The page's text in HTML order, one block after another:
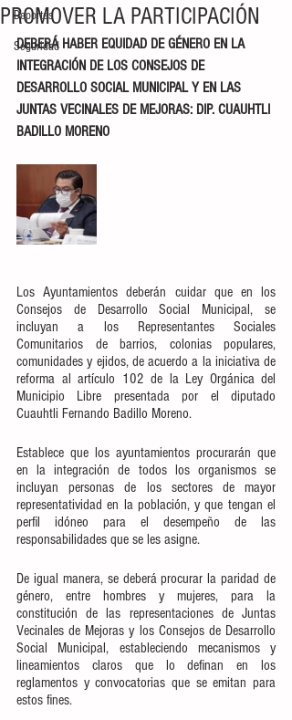
Deportes
Seguridad
PROMOVER LA PARTICIPACIÓN
DEBERÁ HABER EQUIDAD DE GÉNERO EN LA
INTEGRACIÓN DE LOS CONSEJOS DE
DESARROLLO SOCIAL MUNICIPAL Y EN LAS
JUNTAS VECINALES DE MEJORAS: DIP. CUAUHTLI
BADILLO MORENO
Los Ayuntamientos deberán cuidar que en los
Consejos de Desarrollo Social Municipal, se
incluyan a los Representantes Sociales
Comunitarios de barrios, colonias populares,
comunidades y ejidos, de acuerdo a la iniciativa de
reforma al artículo 102 de la Ley Orgánica del
Municipio Libre presentada por el diputado
Cuauhtli Fernando Badillo Moreno.
Establece que los ayuntamientos procurarán que
en la integración de todos los organismos se
incluyan personas de los sectores de mayor
representatividad en la población, y que tengan el
perfil idóneo para el desempeño de las
responsabilidades que se les asigne.
De igual manera, se deberá procurar la paridad de
género, entre hombres y mujeres, para la
constitución de las representaciones de Juntas
Vecinales de Mejoras y los Consejos de Desarrollo
Social Municipal, estableciendo mecanismos y
lineamientos claros que lo definan en los
reglamentos y convocatorias que se emitan para
estos fines.